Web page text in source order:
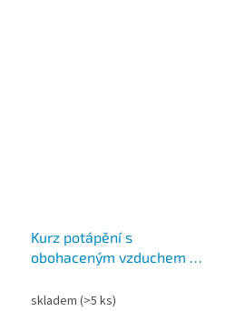
Kurz potápění s
obohaceným vzduchem –
skladem (>5 ks)